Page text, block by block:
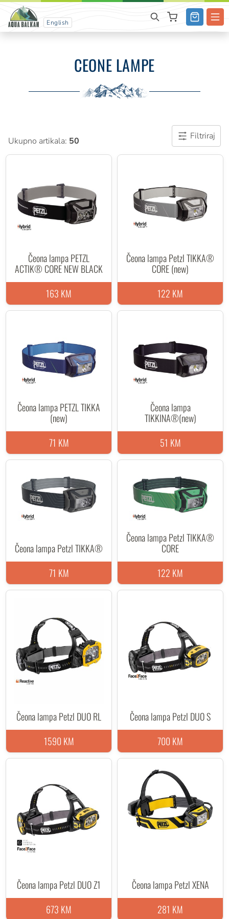
English
CEONE LAMPE
Ukupno artikala: 50 Filtriraj
Čeona lampa PETZL
ACTIK® CORE NEW BLACK
163 KM
Čeona lampa Petzl TIKKA®
CORE (new)
122 KM
Čeona lampa PETZL TIKKA
(new)
71 KM
Čeona lampa
TIKKINA®(new)
51 KM
Čeona lampa Petzl TIKKA®
71 KM
Čeona lampa Petzl TIKKA®
CORE
122 KM
Čeona lampa Petzl DUO RL
1590 KM
Čeona lampa Petzl DUO S
700 KM
Čeona lampa Petzl DUO Z1
673 KM
Čeona lampa Petzl XENA
281 KM